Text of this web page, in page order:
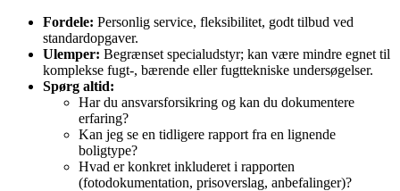
Fordele: Personlig service, fleksibilitet, godt tilbud ved
standardopgaver.
Ulemper: Begrænset specialudstyr; kan være mindre egnet til
komplekse fugt‑, bærende eller fugttekniske undersøgelser.
Spørg altid:
Har du ansvarsforsikring og kan du dokumentere
erfaring?
Kan jeg se en tidligere rapport fra en lignende
boligtype?
Hvad er konkret inkluderet i rapporten
(fotodokumentation, prisoverslag, anbefalinger)?